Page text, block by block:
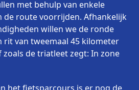
met behulp van enkele
de route voorrijden. Afhankelijk
willen we de ronde
rit van tweemaal 45 kilometer
de triatleet zegt: In zone